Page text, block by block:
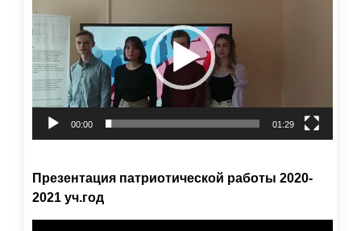
00:00 01:29
Презентация патриотической работы 2020-
2021 уч.год